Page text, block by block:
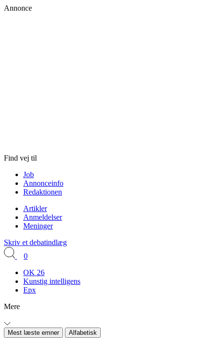
Annonce
Find vej til
Job
Annonceinfo
Redaktionen
Artikler
Anmeldelser
Meninger
Skriv et debatindlæg
0
OK 26
Kunstig intelligens
Epx
Mere
Mest læste emner Alfabetisk